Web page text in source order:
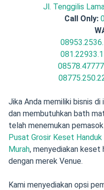
Jl. Tenggilis
Call Only:
Jika Anda memiliki bisnis
dan membutuhkan bath
telah menemukan
Pusat Grosir Keset
Murah, menyediakan keset
dengan merek Venue.
Kami menyediakan opsi